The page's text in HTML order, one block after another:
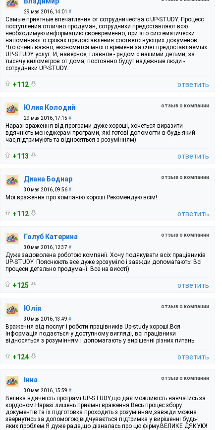
29 мая 2016, 14:01 #
Самые приятные впечатления от сотрудничества с UP-STUDY. Процесс
поступления отлично продуман, сотрудники предоставляют всю
необходимую информацию своевременно, при это систематически
напоминают о сроках предоставления соответствующих докуменов.
Что очень важно, економится много времени за счёт предоставляемых
UP-STUDY услуг. И, наверное, главное - рядом с нашими детьми, за
тысячу километров от дома, постоянно будут надёжные люди -
сотрудники UP-STUDY.
+112 ответить
отзыв о компании
Юлия Колодий
29 мая 2016, 17:15 #
Наразі враження від програми дуже хороші, хочеться виразити
вдячність менеджерам програми, які готові допомогти в будь-який
час,підтримують та відносяться з розумінням)
+113 ответить
отзыв о компании
Диана Боднар
30 мая 2016, 09:56#
Мої враження про компанію хороші.Рекомендую всім!
+112 ответить
отзыв о компании
Голуб Катерина
30 мая 2016, 12:37 #
Дуже задоволена роботою компанії. Хочу подякувати всіх працівників
UP-STUDY. Пояснюють все дуже зрозуміло і завжди допомагають! Всі
процеси детально продумані. Все на висоті)
+125 ответить
отзыв о компании
Юлія
30 мая 2016, 13:49 #
Враження від послуг і роботи працівників Up-study хороші.Вся
інформація подається у доступному вигляді, всі працівники
відносяться з розумінням і допомагають у вирішенні різних питань.
+124 ответить
отзыв о компании
Інна
30 мая 2016, 15:59 #
Велика вдячність програмі UP-STUDY,що дає можливість навчатись за
кордоном.Наразі лишень приємні враження.Весь процес збору
документів та їх підготовка проходить з розумінням,завжди можна
звернутись за допомогою,відчувається підтримка у вирішенні будь-
яких проблем.Я дуже рада,що дізналась про цю фірму.ВЕЛИКЕ ДЯКУЮ!